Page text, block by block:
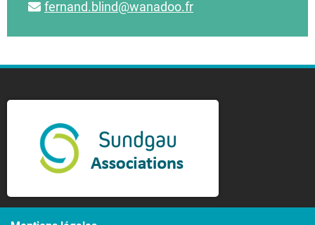
fernand.blind@wanadoo.fr